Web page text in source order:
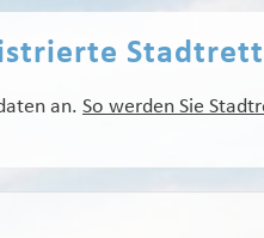
an. So werden Sie